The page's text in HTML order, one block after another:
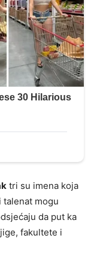
tri su imena koja
talenat mogu
da put ka
fakultete i